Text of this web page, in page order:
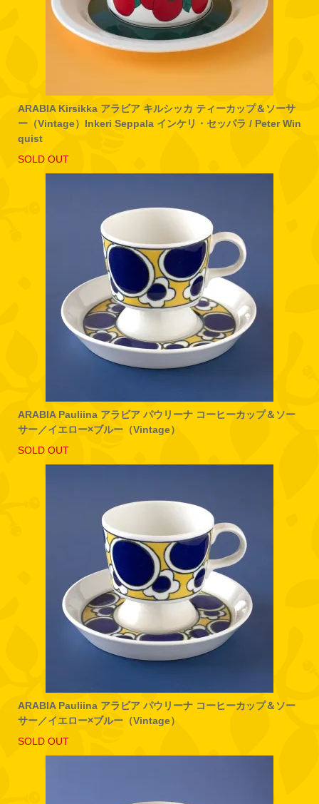
ARABIA Kirsikka アラビア キルシッカ ティーカップ＆ソーサ
ー（Vintage）Inkeri Seppala インケリ・セッパラ / Peter Win
quist
SOLD OUT
ARABIA Pauliina アラビア パウリーナ コーヒーカップ＆ソー
サー／イエロー×ブルー（Vintage）
SOLD OUT
ARABIA Pauliina アラビア パウリーナ コーヒーカップ＆ソー
サー／イエロー×ブルー（Vintage）
SOLD OUT